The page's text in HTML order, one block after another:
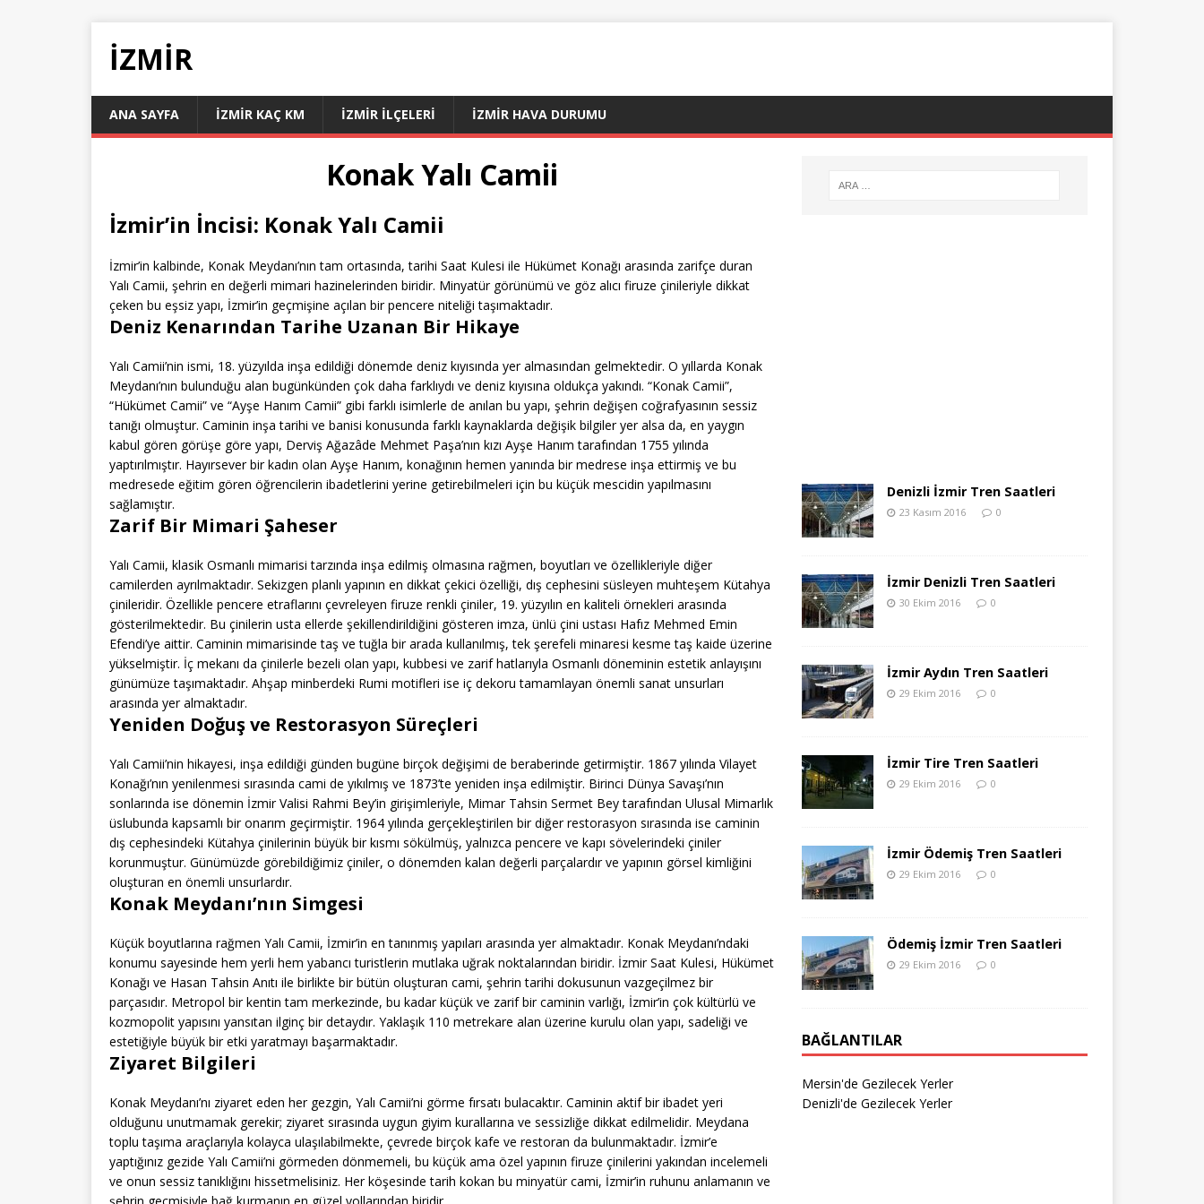
İZMIR
ANA SAYFA İZMIR KAÇ KM İZMIR İLÇELERI İZMIR HAVA DURUMU
Konak Yalı Camii
İzmir’in İncisi: Konak Yalı Camii
İzmir’in kalbinde, Konak Meydanı’nın tam ortasında, tarihi Saat Kulesi ile Hükümet Konağı arasında zarifçe duran
Yalı Camii, şehrin en değerli mimari hazinelerinden biridir. Minyatür görünümü ve göz alıcı firuze çinileriyle dikkat
çeken bu eşsiz yapı, İzmir’in geçmişine açılan bir pencere niteliği taşımaktadır.
Deniz Kenarından Tarihe Uzanan Bir Hikaye
Yalı Camii’nin ismi, 18. yüzyılda inşa edildiği dönemde deniz kıyısında yer almasından gelmektedir. O yıllarda Konak
Meydanı’nın bulunduğu alan bugünkünden çok daha farklıydı ve deniz kıyısına oldukça yakındı. “Konak Camii”,
“Hükümet Camii” ve “Ayşe Hanım Camii” gibi farklı isimlerle de anılan bu yapı, şehrin değişen coğrafyasının sessiz
tanığı olmuştur. Caminin inşa tarihi ve banisi konusunda farklı kaynaklarda değişik bilgiler yer alsa da, en yaygın
kabul gören görüşe göre yapı, Derviş Ağazâde Mehmet Paşa’nın kızı Ayşe Hanım tarafından 1755 yılında
yaptırılmıştır. Hayırsever bir kadın olan Ayşe Hanım, konağının hemen yanında bir medrese inşa ettirmiş ve bu
medresede eğitim gören öğrencilerin ibadetlerini yerine getirebilmeleri için bu küçük mescidin yapılmasını
sağlamıştır.
Zarif Bir Mimari Şaheser
Yalı Camii, klasik Osmanlı mimarisi tarzında inşa edilmiş olmasına rağmen, boyutları ve özellikleriyle diğer
camilerden ayrılmaktadır. Sekizgen planlı yapının en dikkat çekici özelliği, dış cephesini süsleyen muhteşem Kütahya
çinileridir. Özellikle pencere etraflarını çevreleyen firuze renkli çiniler, 19. yüzyılın en kaliteli örnekleri arasında
gösterilmektedir. Bu çinilerin usta ellerde şekillendirildiğini gösteren imza, ünlü çini ustası Hafız Mehmed Emin
Efendi’ye aittir. Caminin mimarisinde taş ve tuğla bir arada kullanılmış, tek şerefeli minaresi kesme taş kaide üzerine
yükselmiştir. İç mekanı da çinilerle bezeli olan yapı, kubbesi ve zarif hatlarıyla Osmanlı döneminin estetik anlayışını
günümüze taşımaktadır. Ahşap minberdeki Rumi motifleri ise iç dekoru tamamlayan önemli sanat unsurları
arasında yer almaktadır.
Yeniden Doğuş ve Restorasyon Süreçleri
Yalı Camii’nin hikayesi, inşa edildiği günden bugüne birçok değişimi de beraberinde getirmiştir. 1867 yılında Vilayet
Konağı’nın yenilenmesi sırasında cami de yıkılmış ve 1873’te yeniden inşa edilmiştir. Birinci Dünya Savaşı’nın
sonlarında ise dönemin İzmir Valisi Rahmi Bey’in girişimleriyle, Mimar Tahsin Sermet Bey tarafından Ulusal Mimarlık
üslubunda kapsamlı bir onarım geçirmiştir. 1964 yılında gerçekleştirilen bir diğer restorasyon sırasında ise caminin
dış cephesindeki Kütahya çinilerinin büyük bir kısmı sökülmüş, yalnızca pencere ve kapı sövelerindeki çiniler
korunmuştur. Günümüzde görebildiğimiz çiniler, o dönemden kalan değerli parçalardır ve yapının görsel kimliğini
oluşturan en önemli unsurlardır.
Konak Meydanı’nın Simgesi
Küçük boyutlarına rağmen Yalı Camii, İzmir’in en tanınmış yapıları arasında yer almaktadır. Konak Meydanı’ndaki
konumu sayesinde hem yerli hem yabancı turistlerin mutlaka uğrak noktalarından biridir. İzmir Saat Kulesi, Hükümet
Konağı ve Hasan Tahsin Anıtı ile birlikte bir bütün oluşturan cami, şehrin tarihi dokusunun vazgeçilmez bir
parçasıdır. Metropol bir kentin tam merkezinde, bu kadar küçük ve zarif bir caminin varlığı, İzmir’in çok kültürlü ve
kozmopolit yapısını yansıtan ilginç bir detaydır. Yaklaşık 110 metrekare alan üzerine kurulu olan yapı, sadeliği ve
estetiğiyle büyük bir etki yaratmayı başarmaktadır.
Ziyaret Bilgileri
Konak Meydanı’nı ziyaret eden her gezgin, Yalı Camii’ni görme fırsatı bulacaktır. Caminin aktif bir ibadet yeri
olduğunu unutmamak gerekir; ziyaret sırasında uygun giyim kurallarına ve sessizliğe dikkat edilmelidir. Meydana
toplu taşıma araçlarıyla kolayca ulaşılabilmekte, çevrede birçok kafe ve restoran da bulunmaktadır. İzmir’e
yaptığınız gezide Yalı Camii’ni görmeden dönmemeli, bu küçük ama özel yapının firuze çinilerini yakından incelemeli
ve onun sessiz tanıklığını hissetmelisiniz. Her köşesinde tarih kokan bu minyatür cami, İzmir’in ruhunu anlamanın ve
Denizli İzmir Tren Saatleri
23 Kasım 2016 0
İzmir Denizli Tren Saatleri
30 Ekim 2016 0
İzmir Aydın Tren Saatleri
29 Ekim 2016 0
İzmir Tire Tren Saatleri
29 Ekim 2016 0
İzmir Ödemiş Tren Saatleri
29 Ekim 2016 0
Ödemiş İzmir Tren Saatleri
29 Ekim 2016 0
BAĞLANTILAR
Mersin'de Gezilecek Yerler
Denizli'de Gezilecek Yerler